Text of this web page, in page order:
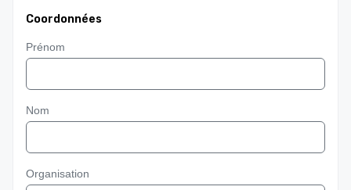
Coordonnées
Prénom
Nom
Organisation